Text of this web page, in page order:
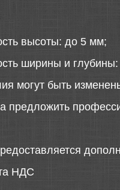
высоты: до 5 мм;
ширины и
могут быть
предложить
НДС